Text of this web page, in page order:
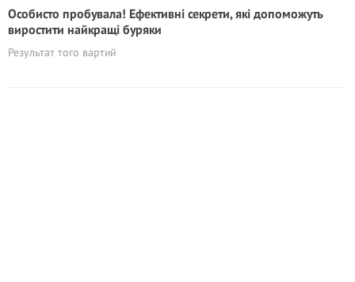
Особисто пробyвала! Eфективні секрети, які допоможуть
виростити найкращі буряки
Результат того вартий